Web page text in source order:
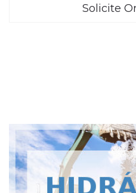
Solicite